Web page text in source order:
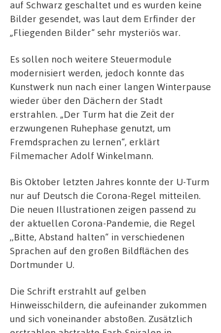
auf Schwarz geschaltet und es wurden keine
Bilder gesendet, was laut dem Erfinder der
„Fliegenden Bilder“ sehr mysteriös war.
Es sollen noch weitere Steuermodule
modernisiert werden, jedoch konnte das
Kunstwerk nun nach einer langen Winterpause
wieder über den Dächern der Stadt
erstrahlen. „Der Turm hat die Zeit der
erzwungenen Ruhephase genutzt, um
Fremdsprachen zu lernen“, erklärt
Filmemacher Adolf Winkelmann.
Bis Oktober letzten Jahres konnte der U-Turm
nur auf Deutsch die Corona-Regel mitteilen.
Die neuen Illustrationen zeigen passend zu
der aktuellen Corona-Pandemie, die Regel
,,Bitte, Abstand halten“ in verschiedenen
Sprachen auf den großen Bildflächen des
Dortmunder U.
Die Schrift erstrahlt auf gelben
Hinweisschildern, die aufeinander zukommen
und sich voneinander abstoßen. Zusätzlich